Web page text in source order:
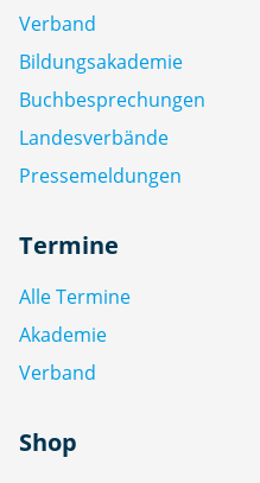
Verband
Bildungsakademie
Buchbesprechungen
Landesverbände
Pressemeldungen
Termine
Alle Termine
Akademie
Verband
Shop